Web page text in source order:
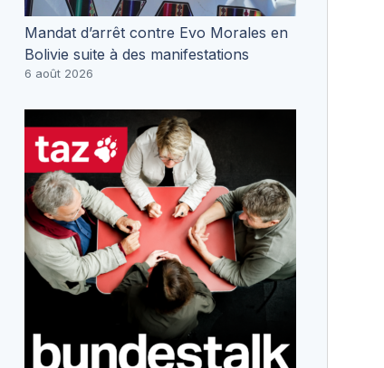
Mandat d’arrêt contre Evo Morales en
Bolivie suite à des manifestations
6 août 2026